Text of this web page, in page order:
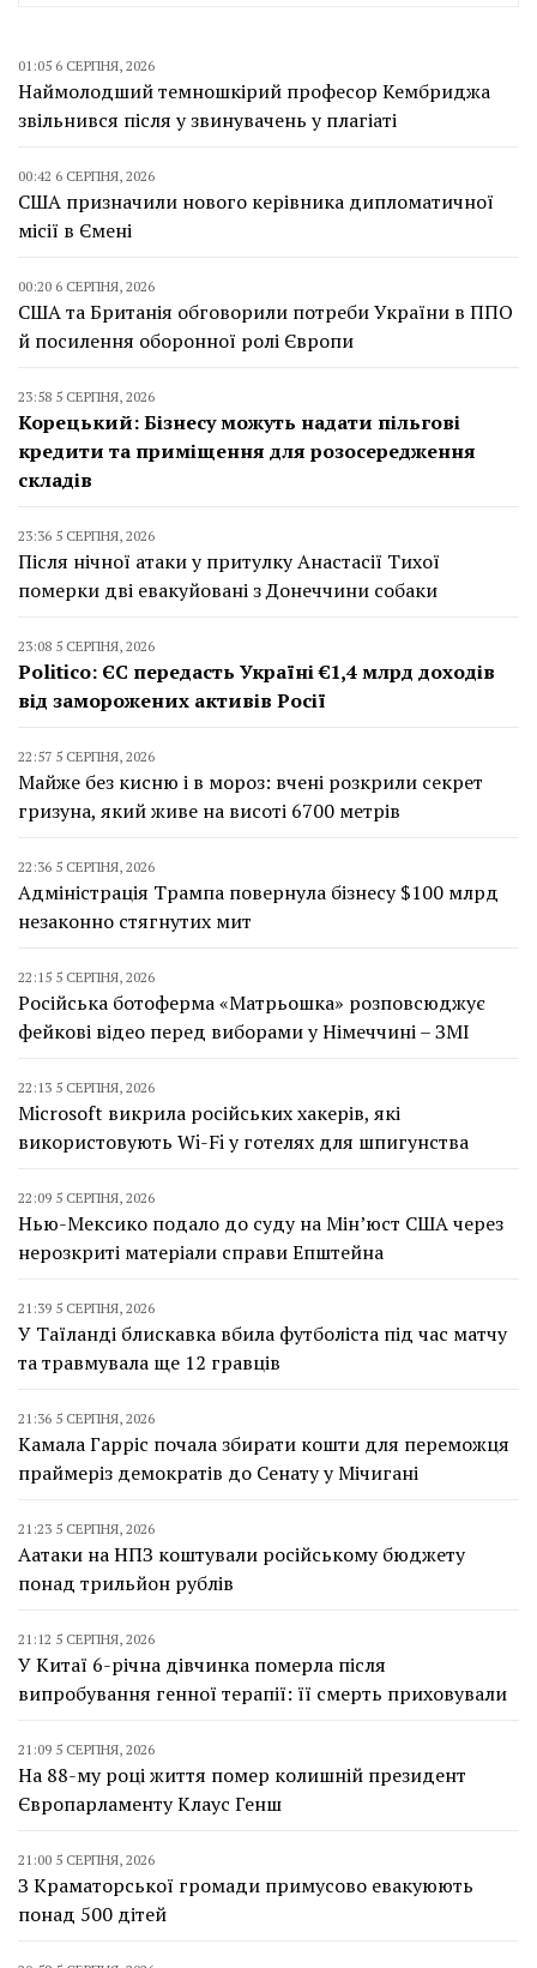
01:05 6 СЕРПНЯ, 2026
Наймолодший темношкірий професор Кембриджа
звільнився після у звинувачень у плагіаті
00:42 6 СЕРПНЯ, 2026
США призначили нового керівника дипломатичної
місії в Ємені
00:20 6 СЕРПНЯ, 2026
США та Британія обговорили потреби України в ППО
й посилення оборонної ролі Європи
23:58 5 СЕРПНЯ, 2026
Корецький: Бізнесу можуть надати пільгові
кредити та приміщення для розосередження
складів
23:36 5 СЕРПНЯ, 2026
Після нічної атаки у притулку Анастасії Тихої
померки дві евакуйовані з Донеччини собаки
23:08 5 СЕРПНЯ, 2026
Politico: ЄС передасть Україні €1,4 млрд доходів
від заморожених активів Росії
22:57 5 СЕРПНЯ, 2026
Майже без кисню і в мороз: вчені розкрили секрет
гризуна, який живе на висоті 6700 метрів
22:36 5 СЕРПНЯ, 2026
Адміністрація Трампа повернула бізнесу $100 млрд
незаконно стягнутих мит
22:15 5 СЕРПНЯ, 2026
Російська ботоферма «Матрьошка» розповсюджує
фейкові відео перед виборами у Німеччині – ЗМІ
22:13 5 СЕРПНЯ, 2026
Microsoft викрила російських хакерів, які
використовують Wi-Fi у готелях для шпигунства
22:09 5 СЕРПНЯ, 2026
Нью-Мексико подало до суду на Мін’юст США через
нерозкриті матеріали справи Епштейна
21:39 5 СЕРПНЯ, 2026
У Таїланді блискавка вбила футболіста під час матчу
та травмувала ще 12 гравців
21:36 5 СЕРПНЯ, 2026
Камала Гарріс почала збирати кошти для переможця
праймеріз демократів до Сенату у Мічигані
21:23 5 СЕРПНЯ, 2026
Аатаки на НПЗ коштували російському бюджету
понад трильйон рублів
21:12 5 СЕРПНЯ, 2026
У Китаї 6-річна дівчинка померла після
випробування генної терапії: її смерть приховували
21:09 5 СЕРПНЯ, 2026
На 88-му році життя помер колишній президент
Європарламенту Клаус Генш
21:00 5 СЕРПНЯ, 2026
З Краматорської громади примусово евакуюють
понад 500 дітей